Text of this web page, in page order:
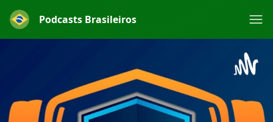
Podcasts Brasileiros